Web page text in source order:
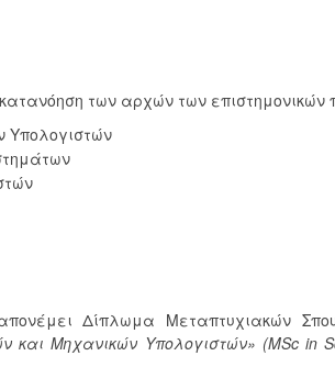
των αρχών των επιστημονικών
Υπολογιστών
Δίπλωμα Μεταπτυχιακών
Μηχανικών Υπολογιστών» (MSc in